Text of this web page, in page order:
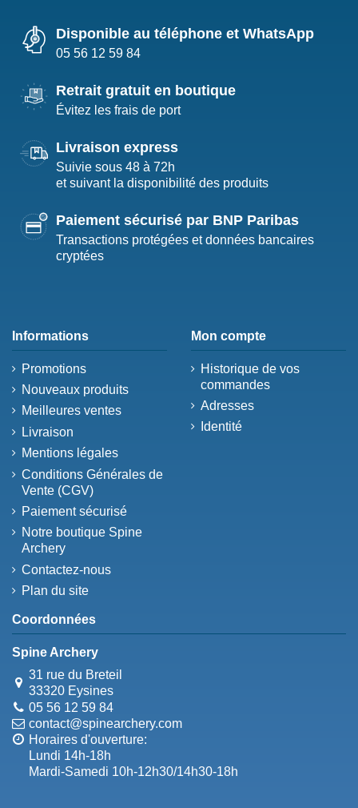
Disponible au téléphone et WhatsApp
05 56 12 59 84
Retrait gratuit en boutique
Évitez les frais de port
Livraison express
Suivie sous 48 à 72h
et suivant la disponibilité des produits
Paiement sécurisé par BNP Paribas
Transactions protégées et données bancaires
cryptées
Informations
Promotions
Nouveaux produits
Meilleures ventes
Livraison
Mentions légales
Conditions Générales de
Vente (CGV)
Paiement sécurisé
Notre boutique Spine
Archery
Contactez-nous
Plan du site
Mon compte
Historique de vos
commandes
Adresses
Identité
Coordonnées
Spine Archery
31 rue du Breteil
33320 Eysines
05 56 12 59 84
contact@spinearchery.com
Horaires d'ouverture:
Lundi 14h-18h
Mardi-Samedi 10h-12h30/14h30-18h